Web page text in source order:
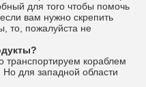
для того чтобы помочь
вам нужно скрепить
то, пожалуйста не
кораблем
для западной области